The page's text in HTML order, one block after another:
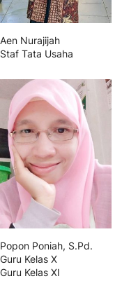
Aen Nurajijah
Staf Tata Usaha
Popon Poniah, S.Pd.
Guru Kelas X
Guru Kelas XI